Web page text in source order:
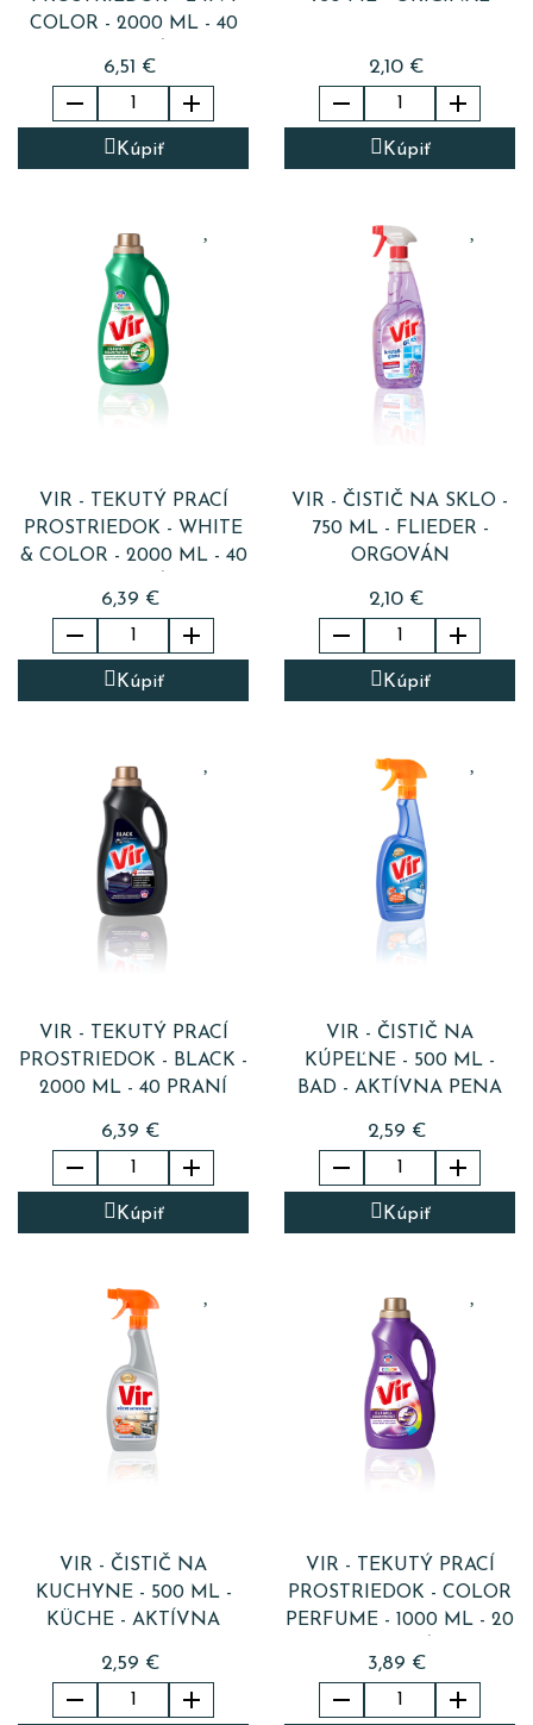
COLOR - 2000 ML - 40
6,51 €
 
Kúpiť
2,10 €
 
Kúpiť
VIR - TEKUTÝ PRACÍ
PROSTRIEDOK - WHITE
& COLOR - 2000 ML - 40
6,39 €
 
Kúpiť
VIR - ČISTIČ NA SKLO -
750 ML - FLIEDER -
ORGOVÁN
2,10 €
 
Kúpiť
VIR - TEKUTÝ PRACÍ
PROSTRIEDOK - BLACK -
2000 ML - 40 PRANÍ
6,39 €
 
Kúpiť
VIR - ČISTIČ NA
KÚPEĽNE - 500 ML -
BAD - AKTÍVNA PENA
2,59 €
 
Kúpiť
VIR - ČISTIČ NA
KUCHYNE - 500 ML -
KÜCHE - AKTÍVNA
2,59 €
 
VIR - TEKUTÝ PRACÍ
PROSTRIEDOK - COLOR
PERFUME - 1000 ML - 20
3,89 €
 